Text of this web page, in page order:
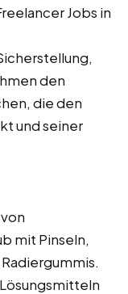
Jobs in
den
die den
und seiner
mit Pinseln,